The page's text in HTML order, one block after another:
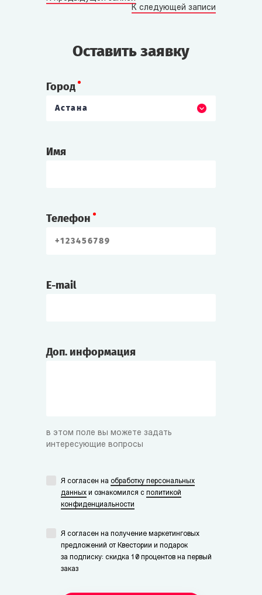
К следующей записи
Оставить заявку
Город
Астана
Имя
Телефон
E-mail
Доп. информация
в этом поле вы можете задать
интересующие вопросы
Я согласен на обработку персональных
данных и ознакомился с политикой
конфиденциальности
Я согласен на получение маркетинговых
предложений от Квестории и подарок
за подписку: скидка 10 процентов на первый
заказ